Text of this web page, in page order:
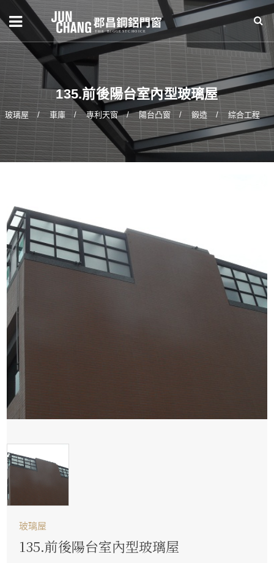
135.前後陽台室內型玻璃屋
玻璃屋 車庫 專利天窗 陽台凸窗 鍛造 綜合工程
玻璃屋
135.前後陽台室內型玻璃屋